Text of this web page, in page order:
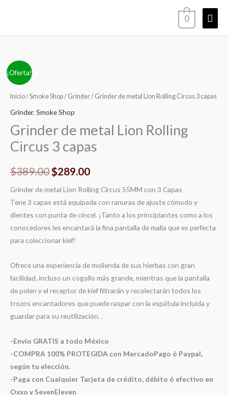
0
¡Oferta!
Inicio/Smoke Shop/ Grinder/ Grinder de metal Lion Rolling Circus 3 capas
Grinder, Smoke Shop
Grinder de metal Lion Rolling
Circus 3 capas
$389.00
precio
original
era:
$389.00.
$289.00
precio
es:
$289.00.
Grinder de metal Lion Rolling Circus 55MM con 3 Capas
Tene 3 capas está equipada con ranuras de ajuste cómodo y
dientes con punta de cincel. ¡Tanto a los principiantes como a los
conocedores les encantará la fina pantalla de malla que es perfecta
para coleccionar kief!
Ofrece una experiencia de molienda de sus hierbas con gran
facilidad, incluso un cogollo más grande, mientras que la pantalla
de polen y el receptor de kief filtrarán y recolectarán todos los
trozos encantadores que puede raspar con la espátula incluida y
guardar para su reutilización. .
-Envío GRATIS a todo México
-COMPRA 100% PROTEGIDA con MercadoPago ó Paypal,
según tu elección.
-Paga con Cualquier Tarjeta de crédito, débito ó efectivo en
Oxxo y SevenEleven